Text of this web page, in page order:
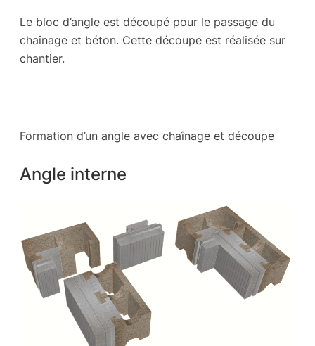
Le bloc d’angle est découpé pour le passage du
chaînage et béton. Cette découpe est réalisée sur
chantier.
Formation d’un angle avec chaînage et découpe
Angle interne